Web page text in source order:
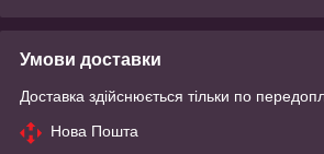
Умови доставки
Доставка здійснюється тільки по
Нова Пошта